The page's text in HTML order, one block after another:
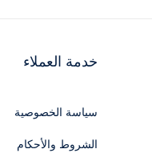
خدمة العملاء
سياسة الخصوصية
الشروط والأحكام